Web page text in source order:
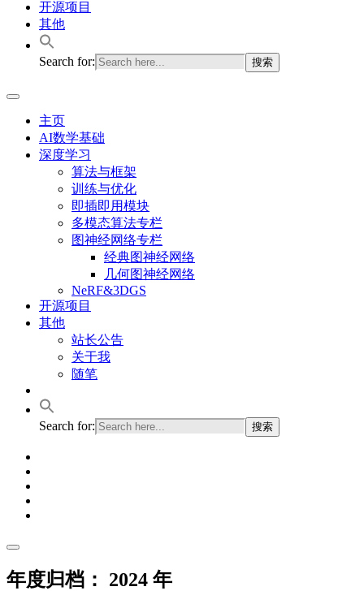
开源项目
其他
Search for:
主页
AI数学基础
深度学习
算法与框架
训练与优化
即插即用模块
多模态算法专栏
图神经网络专栏
经典图神经网络
几何图神经网络
NeRF&3DGS
开源项目
其他
站长公告
关于我
随笔
Search for:
年度归档： 2024 年